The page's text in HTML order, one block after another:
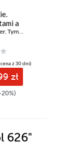
a
, Tymoteusz Pawłowski
z 30 dni)
zł
20%)
626"